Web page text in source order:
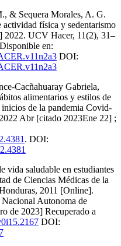
& Sequera Morales, A. G.
física y sedentarismo
2022. UCV Hacer, 11(2), 31–
en:
DOI:
Cacñahuaray Gabriela,
alimentarios y estilos de
de la pandemia Covid-
Abr [citado 2023Ene 22] ;
. DOI:
vida saludable en estudiantes
de Ciencias Médicas de la
2011 [Online].
Autonoma de
de 2023] Recuperado a
DOI: